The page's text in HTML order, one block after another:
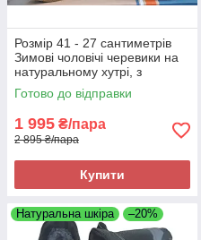
Розмір 41 - 27 сантиметрів
Зимові чоловічі черевики на
натуральному хутрі, з
натуральної шкіри, чорні
Brave 8841
Готово до відправки
1 995 ₴/пара
2 895 ₴/пара
Купити
Натуральна шкіра –20%